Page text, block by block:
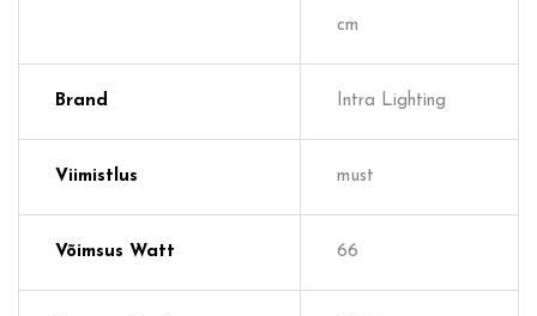
cm
Brand Intra Lighting
Viimistlus must
Võimsus Watt 66